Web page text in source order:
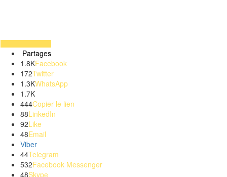
Partages
1.8KFacebook
172Twitter
1.3KWhatsApp
1.7K
444Copier le lien
88LinkedIn
92Like
48Email
Viber
44Telegram
532Facebook Messenger
48Skype